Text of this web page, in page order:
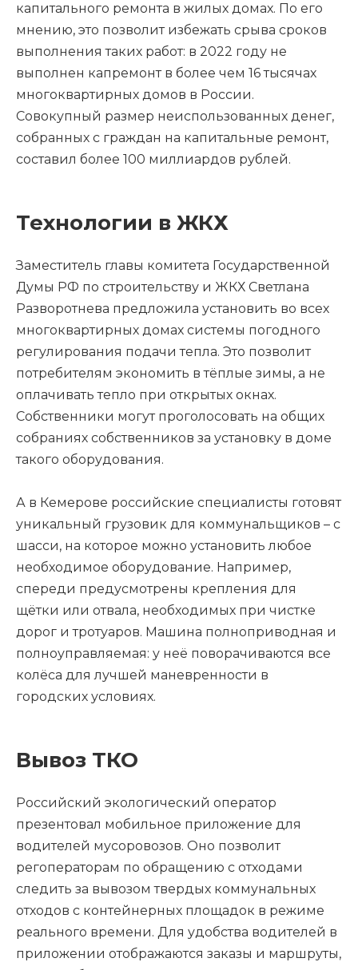
капитального ремонта в жилых домах. По его
мнению, это позволит избежать срыва сроков
выполнения таких работ: в 2022 году не
выполнен капремонт в более чем 16 тысячах
многоквартирных домов в России.
Совокупный размер неиспользованных денег,
собранных с граждан на капитальные ремонт,
составил более 100 миллиардов рублей.
Технологии в ЖКХ
Заместитель главы комитета Государственной
Думы РФ по строительству и ЖКХ Светлана
Разворотнева предложила установить во всех
многоквартирных домах системы погодного
регулирования подачи тепла. Это позволит
потребителям экономить в тёплые зимы, а не
оплачивать тепло при открытых окнах.
Собственники могут проголосовать на общих
собраниях собственников за установку в доме
такого оборудования.
А в Кемерове российские специалисты готовят
уникальный грузовик для коммунальщиков – с
шасси, на которое можно установить любое
необходимое оборудование. Например,
спереди предусмотрены крепления для
щётки или отвала, необходимых при чистке
дорог и тротуаров. Машина полноприводная и
полноуправляемая: у неё поворачиваются все
колёса для лучшей маневренности в
городских условиях.
Вывоз ТКО
Российский экологический оператор
презентовал мобильное приложение для
водителей мусоровозов. Оно позволит
регоператорам по обращению с отходами
следить за вывозом твердых коммунальных
отходов с контейнерных площадок в режиме
реального времени. Для удобства водителей в
приложении отображаются заказы и маршруты,